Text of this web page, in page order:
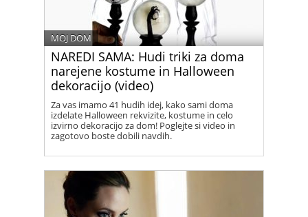
NAREDI SAMA: Hudi triki za doma
narejene kostume in Halloween
dekoracijo (video)
MOJ DOM
Za vas imamo 41 hudih idej, kako sami doma
izdelate Halloween rekvizite, kostume in celo
izvirno dekoracijo za dom! Poglejte si video in
zagotovo boste dobili navdih.